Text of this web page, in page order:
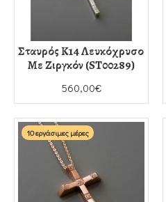
Σταυρός Κ14 Λευκόχρυσο
Με Ζιργκόν (ST00289)
560,00€
10 εργάσιμες μέρες